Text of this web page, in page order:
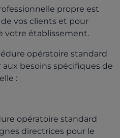
propre est
vos clients et pour
votre établissement.
opératoire standard
besoins spécifiques de
:
opératoire standard
directrices pour le